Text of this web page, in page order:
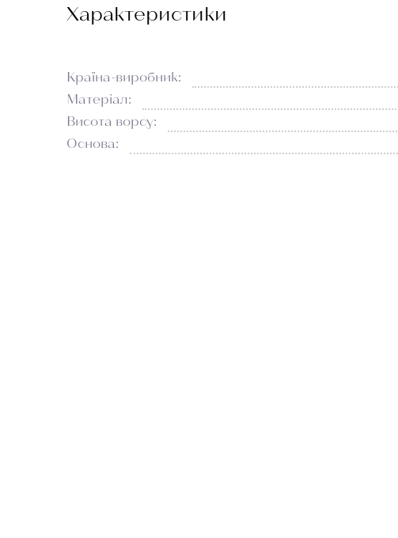
Характеристики
Країна-виробник:
Матеріал:
Висота ворсу:
Основа: